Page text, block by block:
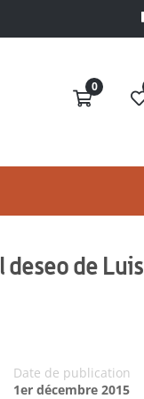
0
de Luis
Date de publication
1er décembre 2015